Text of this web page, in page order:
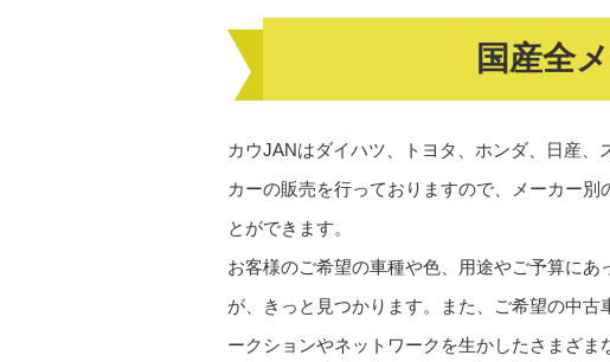
国産全
カウJANはダイハツ、トヨタ、ホンダ、日産、
カーの販売を行っておりますので、メーカー別
とができます。
お客様のご希望の車種や色、用途やご予算にあ
が、きっと見つかります。また、ご希望の中古
ークションやネットワークを生かしたさまざま